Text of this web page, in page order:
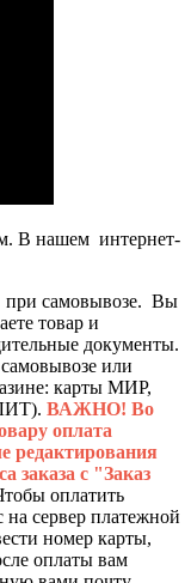
В нашем интернет-
при самовывозе. Вы
товар и
документы.
или
карты МИР,
ВАЖНО! Во
оплата
редактирования
заказа с "Заказ
оплатить
на сервер платежной
номер карты,
оплаты вам